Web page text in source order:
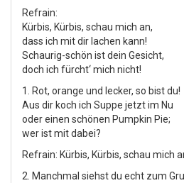
Refrain:
Kürbis, Kürbis, schau mich an,
dass ich mit dir lachen kann!
Schaurig-schön ist dein Gesicht,
doch ich fürcht‘ mich nicht!
1. Rot, orange und lecker, so bist du!
Aus dir koch ich Suppe jetzt im Nu
oder einen schönen Pumpkin Pie;
wer ist mit dabei?
Refrain: Kürbis, Kürbis, schau mich
2. Manchmal siehst du echt zum